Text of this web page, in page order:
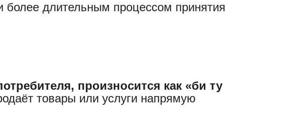
длительным процессом принятия
произносится как «би ту
товары или услуги напрямую